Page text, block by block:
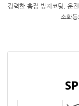
강력한 흠집 방지코팅, 운
소화